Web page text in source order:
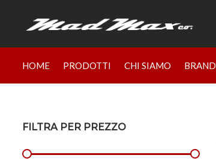
HOME PRODOTTI CHI SIAMO BRAND
FILTRA PER PREZZO